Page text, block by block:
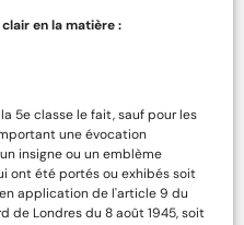
en la matière :
5e classe le fait, sauf pour les
une évocation
insigne ou un emblème
ont été portés ou exhibés soit
application de l'article 9 du
Londres du 8 août 1945, soit
panier